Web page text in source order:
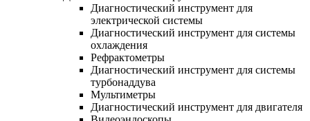
Диагностический инструмент для
электрической системы
Диагностический инструмент для системы
охлаждения
Рефрактометры
Диагностический инструмент для системы
турбонаддува
Мультиметры
Диагностический инструмент для двигателя